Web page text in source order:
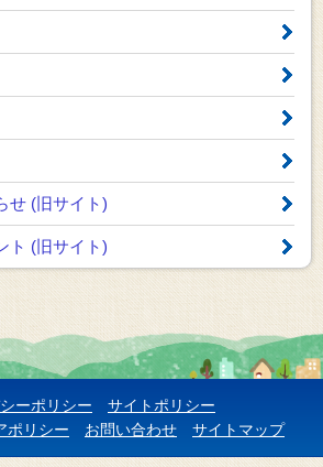
せ (旧サイト)
ト (旧サイト)
ーポリシー
サイトポリシー
ポリシー
お問い合わせ サイトマップ